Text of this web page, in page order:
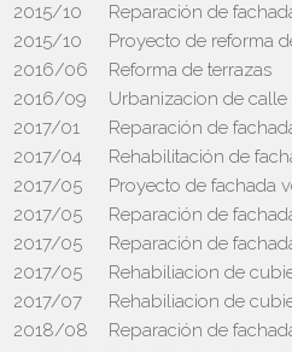
2015/10
Reparación de
2015/10
Proyecto de reforma
2016/06
Reforma de terrazas
2016/09
Urbanizacion de calle
2017/01
Reparación de
2017/04
Rehabilitación de
2017/05
Proyecto de fachada
2017/05
Reparación de
2017/05
Reparación de
2017/05
Rehabiliacion de
2017/07
Rehabiliacion de
2018/08
Reparación de